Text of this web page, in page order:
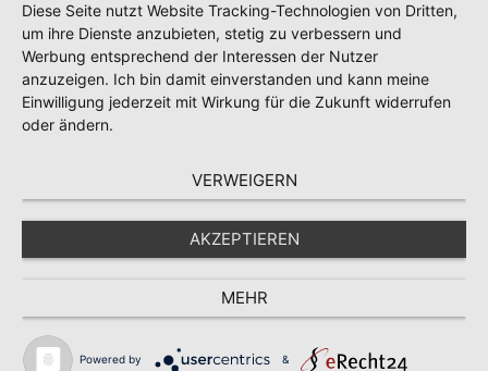
Diese Seite nutzt Website Tracking-Technologien von Dritten,
um ihre Dienste anzubieten, stetig zu verbessern und
Werbung entsprechend der Interessen der Nutzer
anzuzeigen. Ich bin damit einverstanden und kann meine
Einwilligung jederzeit mit Wirkung für die Zukunft widerrufen
oder ändern.
VERWEIGERN
AKZEPTIEREN
MEHR
Powered by &